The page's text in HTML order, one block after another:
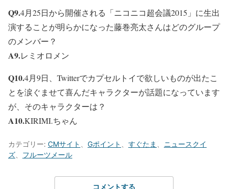
Q9.4月25日から開催される「ニコニコ超会議2015」に生出
演することが明らかになった藤巻亮太さんはどのグループ
のメンバー？
A9.レミオロメン
Q10.4月9日、Twitterでカプセルトイで欲しいものが出たこ
とを涙ぐませて喜んだキャラクターが話題になっています
が、そのキャラクターは？
A10.KIRIMI.ちゃん
カテゴリー: CMサイト Gポイント すぐたま
ニュースクイ
ズ
フルーツメール
コメントする